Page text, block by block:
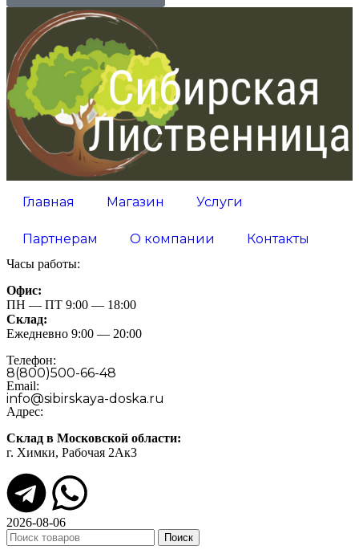
Главная Магазин Услуги
Партнерам О компании Контакты
Часы работы:
Офис:
ПН — ПТ 9:00 — 18:00
Склад:
Ежедневно 9:00 — 20:00
Телефон:
8(800)500-66-48
Email:
info@sibirskaya-doska.ru
Адрес:
Склад в Московской области:
г. Химки, Рабочая 2Ак3
2026-08-06
Поиск